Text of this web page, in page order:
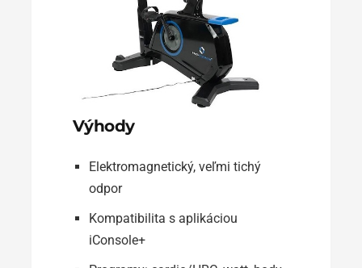
Výhody
Elektromagnetický, veľmi tichý
odpor
Kompatibilita s aplikáciou
iConsole+